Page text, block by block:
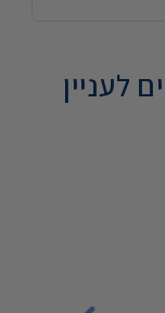
לעניין